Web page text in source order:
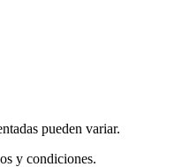
pueden variar.
y condiciones.